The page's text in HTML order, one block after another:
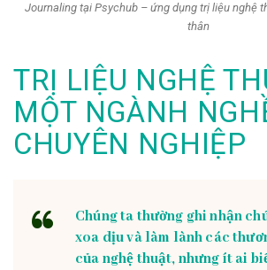
Journaling tại Psychub – ứng dụng trị liệu nghệ
thân
TRỊ LIỆU NGHỆ
MỘT NGÀNH
CHUYÊN NGHIỆP
Chúng ta thường ghi nhận
xoa dịu và làm lành các
của nghệ thuật, nhưng ít ai